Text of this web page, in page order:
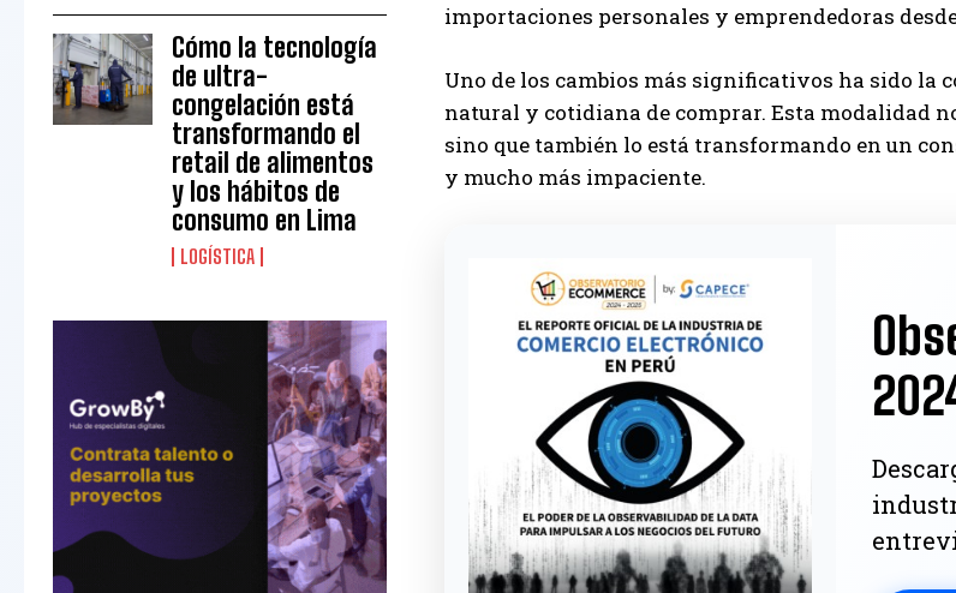
Cómo la tecnología
de ultra-
congelación está
transformando el
retail de alimentos
y los hábitos de
consumo en Lima
LOGÍSTICA
importaciones personales y emprendedoras
Uno de los cambios más significativos ha sido la
natural y cotidiana de comprar. Esta modalidad
sino que también lo está transformando en un
y mucho más impaciente.